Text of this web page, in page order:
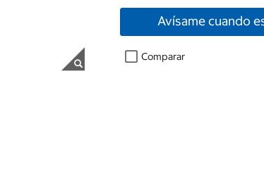
Avísame cuando
Comparar